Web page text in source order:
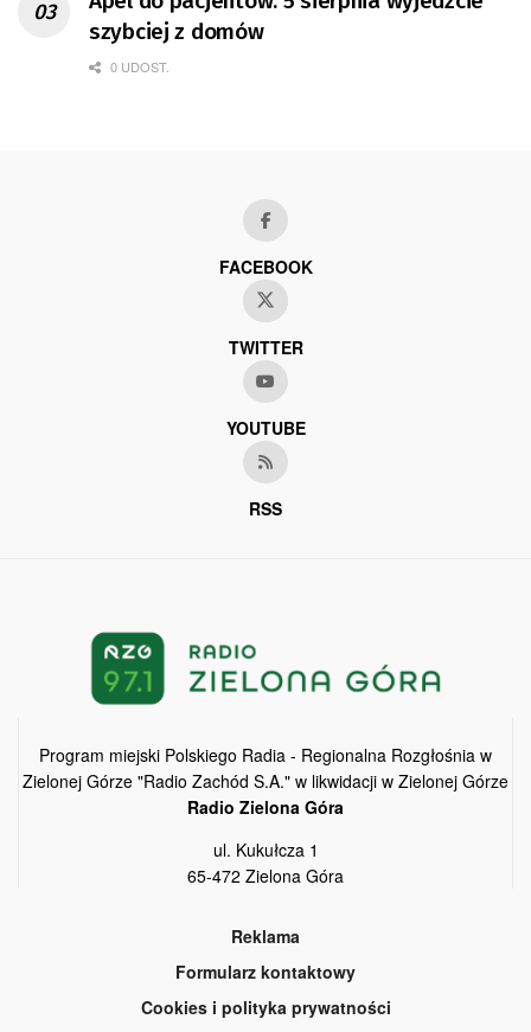
szybciej z domów
0 UDOST.
FACEBOOK
TWITTER
YOUTUBE
RSS
Program miejski Polskiego Radia - Regionalna Rozgłośnia w
Zielonej Górze "Radio Zachód S.A." w likwidacji w Zielonej Górze
Radio Zielona Góra
ul. Kukułcza 1
65-472 Zielona Góra
Reklama
Formularz kontaktowy
Cookies i polityka prywatności